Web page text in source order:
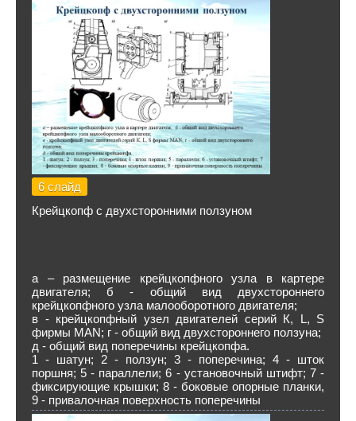
6 слайд
Крейцкопф с двухсторонними ползуном
а – размещение крейцкопфного узла в картере
двигате­ля; б - общий вид двухстороннего
крейцкопфного узла малооборотного двигателя;
в - крейцкопфный узел двигателей серий К, L, S
фирмы MAN; г - общий вид двухстороннего ползуна;
д - общий вид поперечины крейцкопфа.
1 - шатун; 2 - ползун; 3 - поперечина; 4 - шток
поршня; 5 - параллели; 6 - установочный штифт; 7 -
фиксирующие крышки; 8 - боковые опорные планки,
9 - привалочная поверхность поперечины